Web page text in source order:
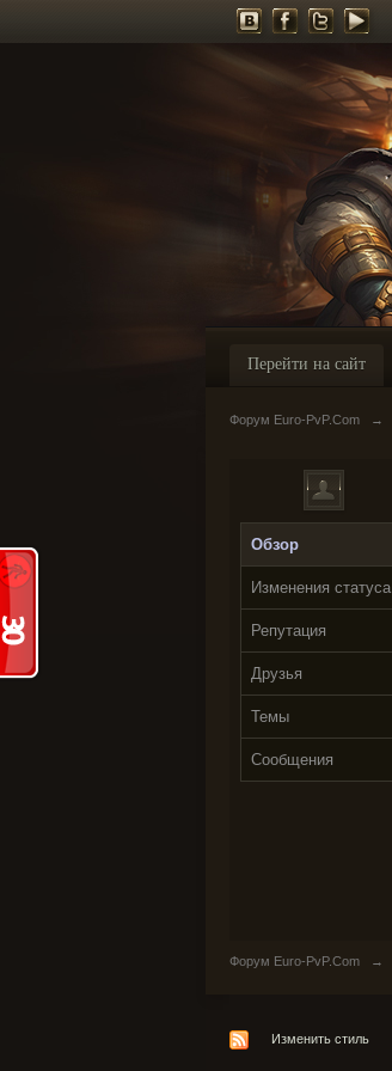
Перейти на сайт
Форум Euro-PvP.Com →
Обзор
Изменения статуса
Репутация
Друзья
Темы
Сообщения
Форум Euro-PvP.Com →
Изменить стиль